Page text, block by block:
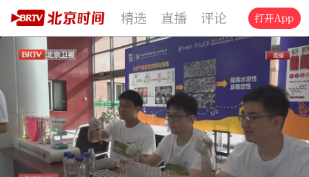
精选 直播 评论 交通 文旅
打开App